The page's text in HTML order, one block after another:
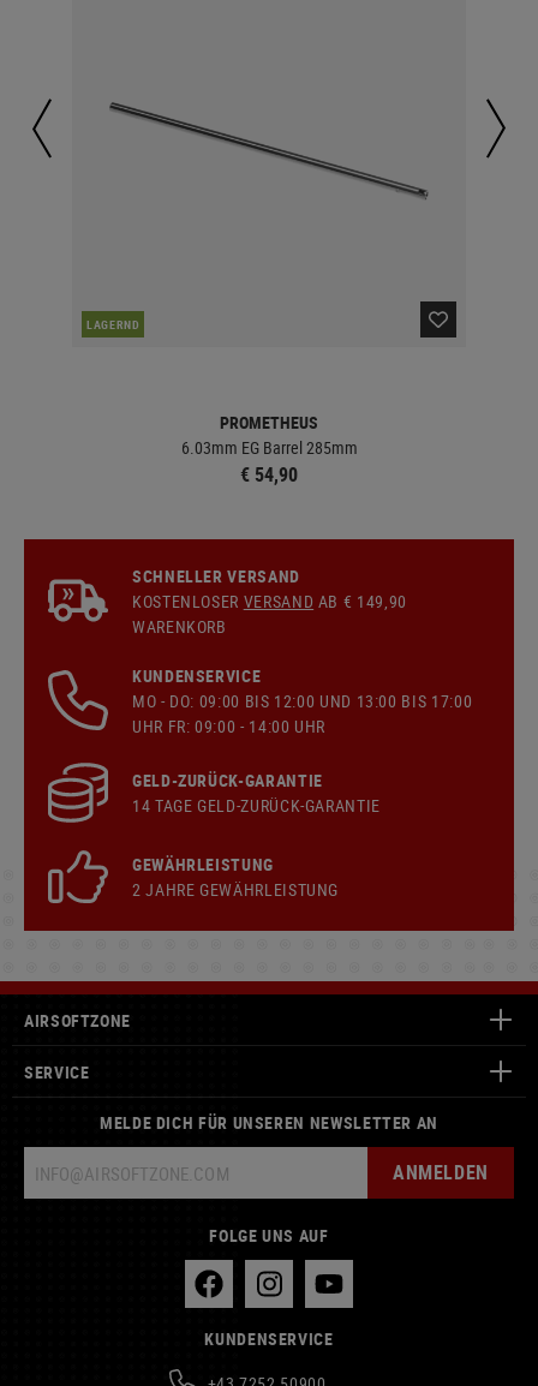
LAGERND
PROMETHEUS
6.03mm EG Barrel 285mm
€ 54,90
SCHNELLER VERSAND
KOSTENLOSER VERSAND AB € 149,90
WARENKORB
KUNDENSERVICE
MO - DO: 09:00 BIS 12:00 UND 13:00 BIS 17:00
UHR FR: 09:00 - 14:00 UHR
GELD-ZURÜCK-GARANTIE
14 TAGE GELD-ZURÜCK-GARANTIE
GEWÄHRLEISTUNG
2 JAHRE GEWÄHRLEISTUNG
AIRSOFTZONE
SERVICE
MELDE DICH FÜR UNSEREN NEWSLETTER AN
ANMELDEN
FOLGE UNS AUF
KUNDENSERVICE